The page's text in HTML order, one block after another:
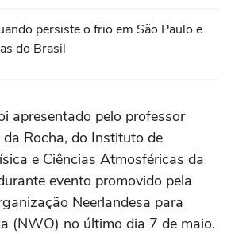
persiste o frio em São Paulo e
do Brasil
apresentado pelo professor
Rocha, do Instituto de
e Ciências Atmosféricas da
evento promovido pela
Neerlandesa para
(NWO) no último dia 7 de maio.